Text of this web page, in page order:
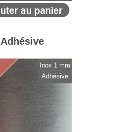
Adhésive
Inox 1 mm
Adhésive